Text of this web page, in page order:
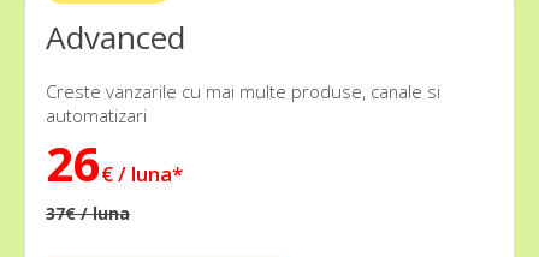
Advanced
Creste vanzarile cu mai multe produse, canale si
automatizari
26€ / luna*
37€ / luna